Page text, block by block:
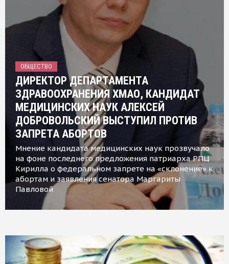
ОБЩЕСТВО
ДИРЕКТОР ДЕПАРТАМЕНТА
ЗДРАВООХРАНЕНИЯ ХМАО, КАНДИДАТ
МЕДИЦИНСКИХ НАУК АЛЕКСЕЙ
ДОБРОВОЛЬСКИЙ ВЫСТУПИЛ ПРОТИВ
ЗАПРЕТА АБОРТОВ
Мнение кандидата медицинских наук прозвучало
на фоне последнего предложения патриарха РПЦ
Кирилла о федеральном запрете на «склонение» к
абортам и заявления сенатора Маргариты
Павловой